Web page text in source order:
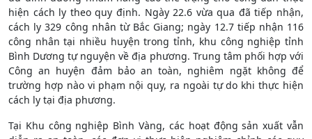
hiện cách ly theo quy định. Ngày 22.6 vừa qua đã tiếp nhận,
cách ly 329 công nhân từ Bắc Giang; ngày 12.7 tiếp nhận 116
công nhân tại nhiều huyện trong tỉnh, khu công nghiệp tỉnh
Bình Dương tự nguyện về địa phương. Trung tâm phối hợp với
Công an huyện đảm bảo an toàn, nghiêm ngặt không để
trường hợp nào vi phạm nội quy, ra ngoài tự do khi thực hiện
cách ly tại địa phương.
Tại Khu công nghiệp Bình Vàng, các hoạt động sản xuất vẫn